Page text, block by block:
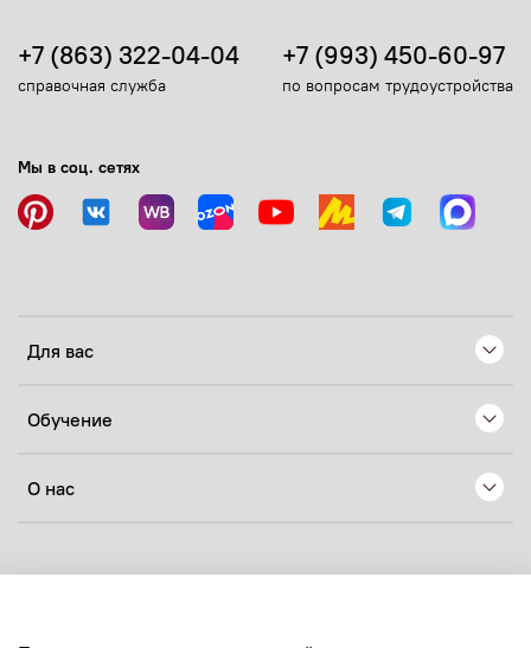
Для вас
Обучение
О нас
+7 (863) 322-04-04
справочная служба
+7 (993) 450-60-97
по вопросам трудоустройства
Мы в соц. сетях